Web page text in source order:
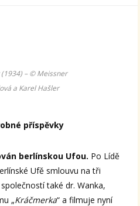
– © Meissner
a Karel Hašler
příspěvky
berlínskou Ufou. Po Lídě
Ufě smlouvu na tři
také dr. Wanka,
„Kráčmerka“ a filmuje nyní